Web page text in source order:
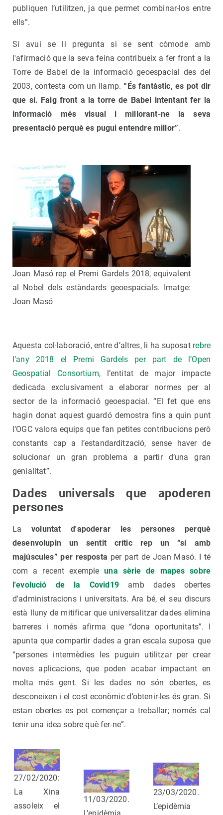
publiquen l’utilitzen, ja que permet combinar-los entre
ells”.
Si avui se li pregunta si se sent còmode amb
l'afirmació que la seva feina contribueix a fer front a la
Torre de Babel de la informació geoespacial des del
2003, contesta com un llamp.“És fantàstic, es pot dir
que sí. Faig front a la torre de Babel intentant fer la
informació més visual i millorant-ne la seva
presentació perquè es pugui entendre millor”.
Joan Masó rep el Premi Gardels 2018, equivalent
al Nobel dels estàndards geoespacials. Imatge:
Joan Masó
Aquesta col·laboració, entre d’altres, li ha suposat rebre
l’any 2018 el Premi Gardels per part de l’Open
Geospatial Consortium, l’entitat de major impacte
dedicada exclusivament a elaborar normes per al
sector de la informació geoespacial. “El fet que ens
hagin donat aquest guardó demostra fins a quin punt
l’OGC valora equips que fan petites contribucions però
constants cap a l’estandardització, sense haver de
solucionar un gran problema a partir d’una gran
genialitat”.
Dades universals que apoderen
persones
Lavoluntat d'apoderar les persones perquè
desenvolupin un sentit crític rep un “sí amb
majúscules” per resposta per part de Joan Masó. I té
com a recent exempleuna sèrie de mapes sobre
l'evolució de la Covid19amb dades obertes
d'administracions i universitats. Ara bé, el seu discurs
està lluny de mitificar que universalitzar dades elimina
barreres i només afirma que “dona oportunitats”. I
apunta que compartir dades a gran escala suposa que
“persones intermèdies les puguin utilitzar per crear
noves aplicacions, que poden acabar impactant en
molta més gent. Si les dades no són obertes, es
desconeixen i el cost econòmic d’obtenir-les és gran. Si
estan obertes es pot començar a treballar; només cal
tenir una idea sobre què fer-ne”.
27/02/2020:
La Xina
assoleix el
11/03/2020.
23/03/2020.
L’epidèmia